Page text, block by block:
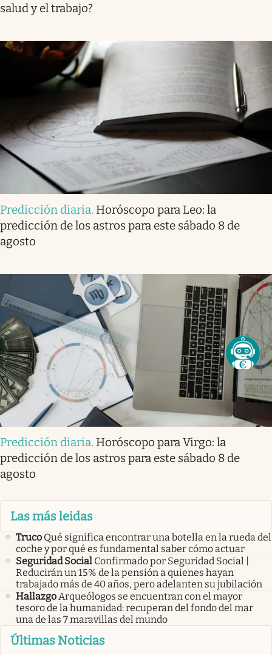
salud y el trabajo?
Predicción diaria. Horóscopo para Leo: la
predicción de los astros para este sábado 8 de
agosto
Predicción diaria. Horóscopo para Virgo: la
predicción de los astros para este sábado 8 de
agosto
Las más leidas
Truco Qué significa encontrar una botella en la rueda del
coche y por qué es fundamental saber cómo actuar
Seguridad Social Confirmado por Seguridad Social |
Reducirán un 15% de la pensión a quienes hayan
trabajado más de 40 años, pero adelanten su jubilación
HallazgoArqueólogos se encuentran con el mayor
tesoro de la humanidad: recuperan del fondo del mar
una de las 7 maravillas del mundo
Últimas Noticias